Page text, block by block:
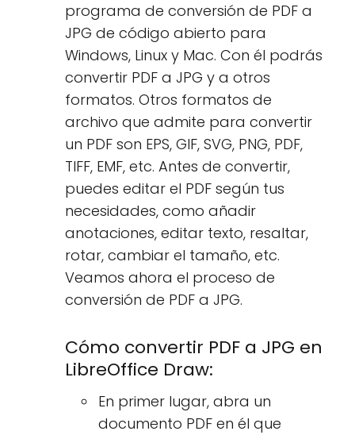
programa de conversión de PDF a
JPG de código abierto para
Windows, Linux y Mac. Con él podrás
convertir PDF a JPG y a otros
formatos. Otros formatos de
archivo que admite para convertir
un PDF son EPS, GIF, SVG, PNG, PDF,
TIFF, EMF, etc. Antes de convertir,
puedes editar el PDF según tus
necesidades, como añadir
anotaciones, editar texto, resaltar,
rotar, cambiar el tamaño, etc.
Veamos ahora el proceso de
conversión de PDF a JPG.
Cómo convertir PDF a JPG en
LibreOffice Draw:
En primer lugar, abra un
documento PDF en él que